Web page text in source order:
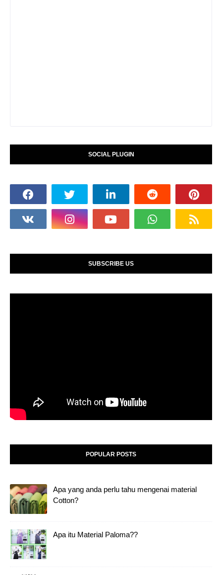
SOCIAL PLUGIN
SUBSCRIBE US
POPULAR POSTS
Apa yang anda perlu tahu mengenai material
Cotton?
Apa itu Material Paloma??